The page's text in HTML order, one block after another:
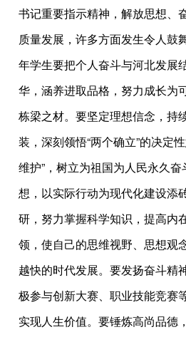
书记重要指示精神，解放思想、
质量发展，许多方面发生令人鼓
年学生要把个人奋斗与河北发展
华，涵养进取品格，努力成长为
栋梁之材。要坚定理想信念，持
装，深刻领悟“两个确立”的决定
维护”，树立为祖国为人民永久
想，以实际行动为现代化建设添
研，努力掌握科学知识，提高内
领，使自己的思维视野、思想观
越快的时代发展。要发扬奋斗精
极参与创新大赛、职业技能竞赛
实现人生价值。要锤炼高尚品德